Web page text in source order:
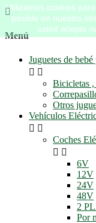
Utilizamos cookies
posible en nuestro
usted acepta

Menú
Juguetes de
 
Bicicletas ,
Otros
Vehículos
 
Coches
 
6V
12V
24V
48V
2
Por